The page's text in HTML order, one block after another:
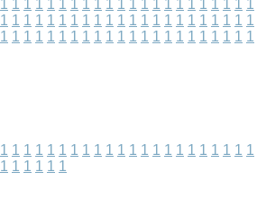
1 1 1 1 1 1 1 1 1 1 1 1 1 1 1 1 1 1 1 1 1 1
1 1 1 1 1 1 1 1 1 1 1 1 1 1 1 1 1 1 1 1 1 1
1 1 1 1 1 1 1 1 1 1 1 1 1 1 1 1 1 1 1 1 1 1
1 1 1 1 1 1 1 1 1 1 1 1 1 1 1 1 1 1 1 1 1 1
1 1 1 1 1 1